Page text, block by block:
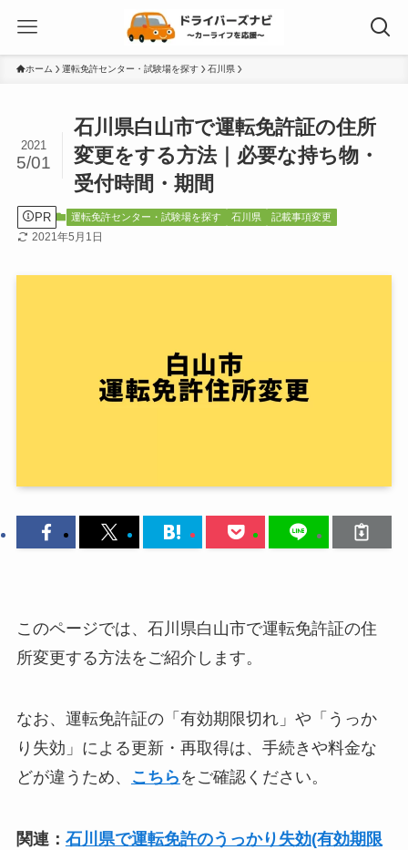
ホーム 運転免許センター・試験場を探す 石川県
石川県白山市で運転免許証の住所
変更をする方法｜必要な持ち物・
受付時間・期間
2021
5/01
PR 運転免許センター・試験場を探す 石川県 記載事項変更
2021年5月1日
このページでは、石川県白山市で運転免許証の住
所変更する方法をご紹介します。
なお、運転免許証の「有効期限切れ」や「うっか
り失効」による更新・再取得は、手続きや料金な
どが違うため、
こちら をご確認ください。
関連： 石川県で運転免許のうっかり失効(有効期限